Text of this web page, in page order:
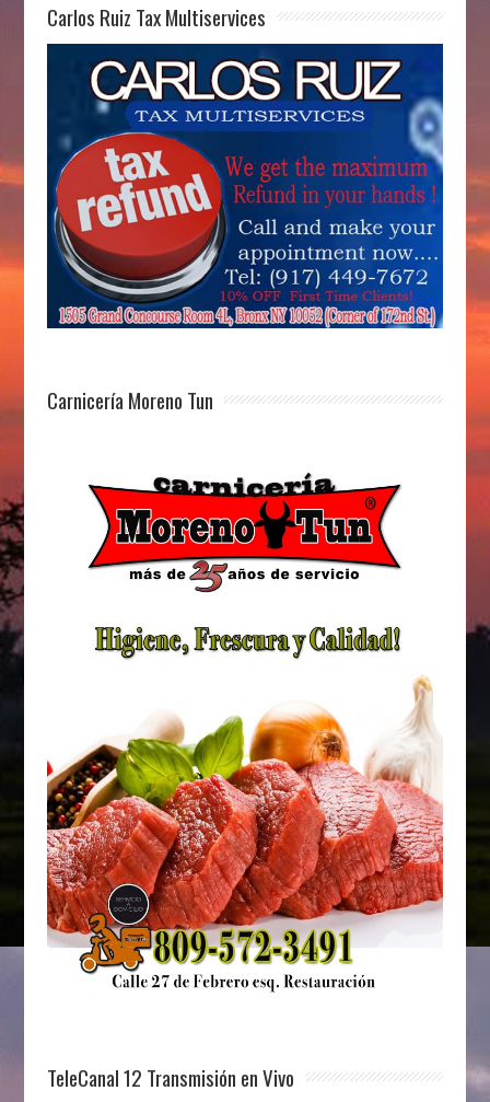
Carlos Ruiz Tax Multiservices
Carnicería Moreno Tun
TeleCanal 12 Transmisión en Vivo